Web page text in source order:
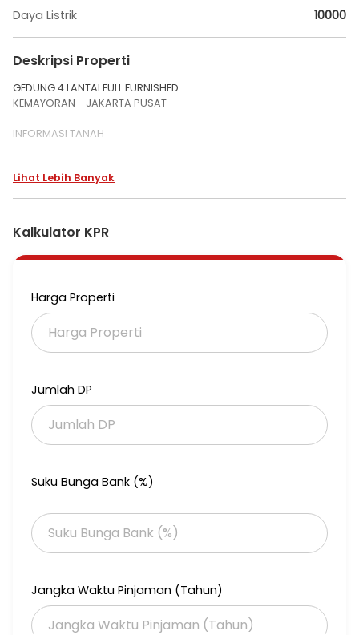
Daya Listrik 10000
Deskripsi Properti
GEDUNG 4 LANTAI FULL FURNISHED
KEMAYORAN - JAKARTA PUSAT
INFORMASI TANAH
2. Luas Tanah: 425 m2
5. Kondisi Lahan Saat Ini: Ada bangunan
6. Kelebihan / Kekurangan Lokasi: - Daerah Perkantoran
Komersial
Office Building
a. Luas Bangunan per Lantai: 288 m2
FASILITAS
a. Full AC Tiap Lantai
d. Ruang Kerja Staff
f. Lift Passenger
g. Water Hiter
h. Full Furnished
Lokasi Strategis di kawasan Bisnis Jakarta Pusat Dekat dengan
akses toll Airport dan Toll Dalam Kota
Lihat Lebih Banyak
Kalkulator KPR
Harga Properti
Jumlah DP
Suku Bunga Bank (%)
Jangka Waktu Pinjaman (Tahun)